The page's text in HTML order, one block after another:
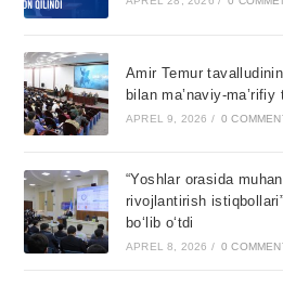
Amir Temur
bilan ma’naviy-ma’rifiy
APREL 9, 2026 / 0
“Yoshlar orasida
rivojlantirish
bo‘lib o‘tdi
APREL 8, 2026 / 0